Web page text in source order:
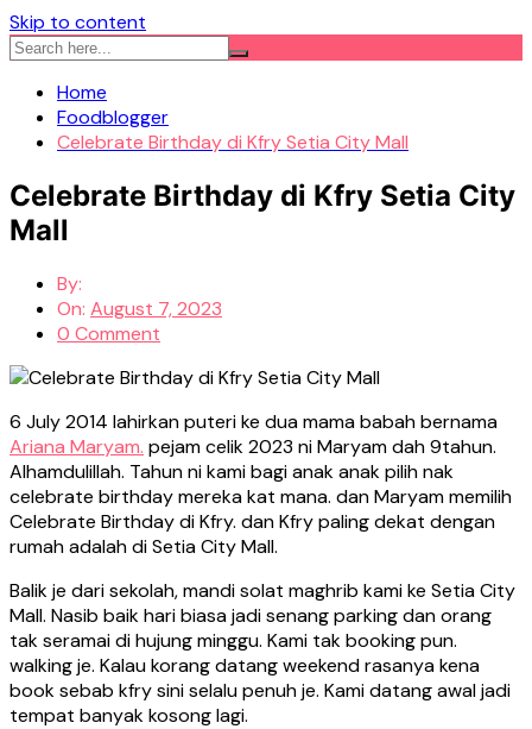
Skip to content
Home
Foodblogger
Celebrate Birthday di Kfry Setia City Mall
Celebrate Birthday di Kfry Setia City
Mall
By:
On: August 7, 2023
0 Comment
6 July 2014 lahirkan puteri ke dua mama babah bernama
Ariana Maryam. pejam celik 2023 ni Maryam dah 9tahun.
Alhamdulillah. Tahun ni kami bagi anak anak pilih nak
celebrate birthday mereka kat mana. dan Maryam memilih
Celebrate Birthday di Kfry. dan Kfry paling dekat dengan
rumah adalah di Setia City Mall.
Balik je dari sekolah, mandi solat maghrib kami ke Setia City
Mall. Nasib baik hari biasa jadi senang parking dan orang
tak seramai di hujung minggu. Kami tak booking pun.
walking je. Kalau korang datang weekend rasanya kena
book sebab kfry sini selalu penuh je. Kami datang awal jadi
tempat banyak kosong lagi.